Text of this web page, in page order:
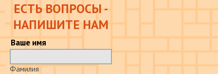
ЕСТЬ ВОПРОСЫ -
НАПИШИТЕ НАМ
Ваше имя
Фамилия